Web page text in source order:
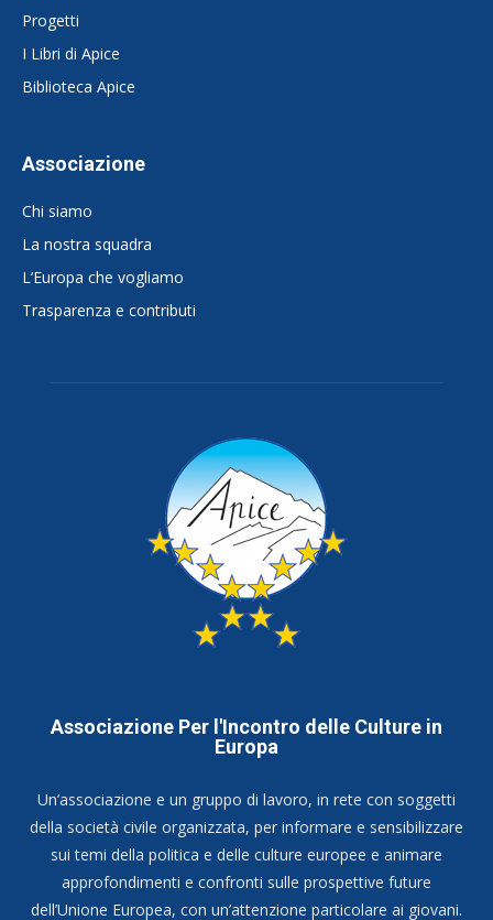
Progetti
I Libri di Apice
Biblioteca Apice
Associazione
Chi siamo
La nostra squadra
L’Europa che vogliamo
Trasparenza e contributi
Associazione Per l'Incontro delle Culture in
Europa
Un’associazione e un gruppo di lavoro, in rete con soggetti
della società civile organizzata, per informare e sensibilizzare
sui temi della politica e delle culture europee e animare
approfondimenti e confronti sulle prospettive future
dell’Unione Europea, con un’attenzione particolare ai giovani.